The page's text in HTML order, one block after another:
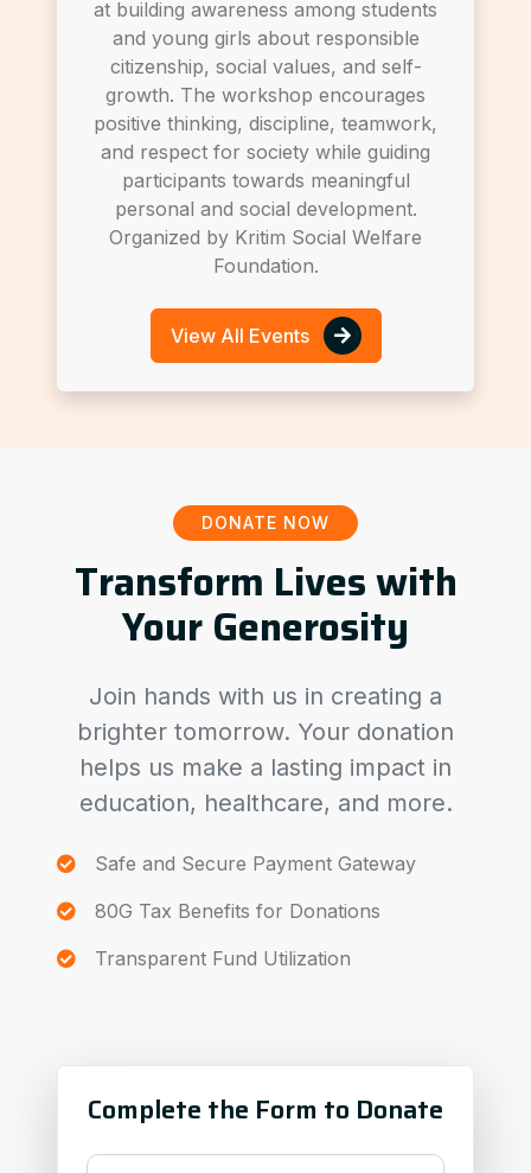
at building awareness among students
and young girls about responsible
citizenship, social values, and self-
growth. The workshop encourages
positive thinking, discipline, teamwork,
and respect for society while guiding
participants towards meaningful
personal and social development.
Organized by Kritim Social Welfare
Foundation.
View All Events
DONATE NOW
Transform Lives with
Your Generosity
Join hands with us in creating a
brighter tomorrow. Your donation
helps us make a lasting impact in
education, healthcare, and more.
Safe and Secure Payment Gateway
80G Tax Benefits for Donations
Transparent Fund Utilization
Complete the Form to Donate